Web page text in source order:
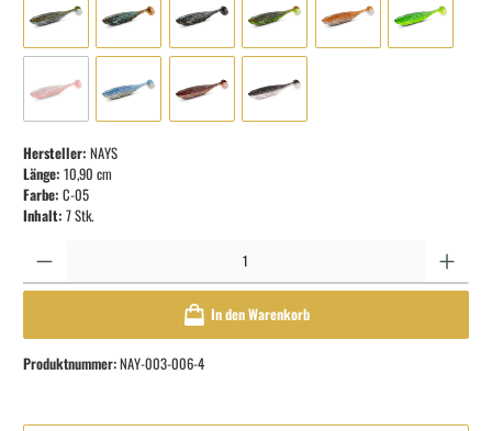
Hersteller: NAYS
Länge: 10,90 cm
Farbe: C-05
Inhalt: 7 Stk.
In den Warenkorb
Produktnummer:NAY-003-006-4